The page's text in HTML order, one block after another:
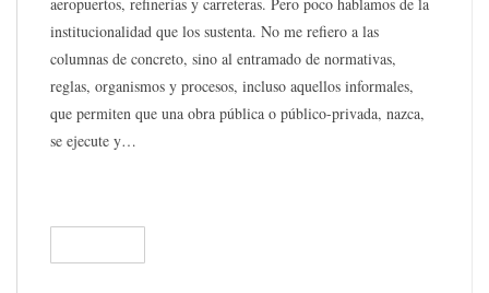
aeropuertos, refinerías y carreteras. Pero poco hablamos de la
institucionalidad que los sustenta. No me refiero a las
columnas de concreto, sino al entramado de normativas,
reglas, organismos y procesos, incluso aquellos informales,
que permiten que una obra pública o público-privada, nazca,
se ejecute y…